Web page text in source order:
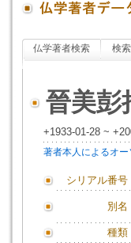
仏学著者検索 検
晉美彭
+1933-01-28 ~
著者本人によるオー
シリアル番号
別名
種類